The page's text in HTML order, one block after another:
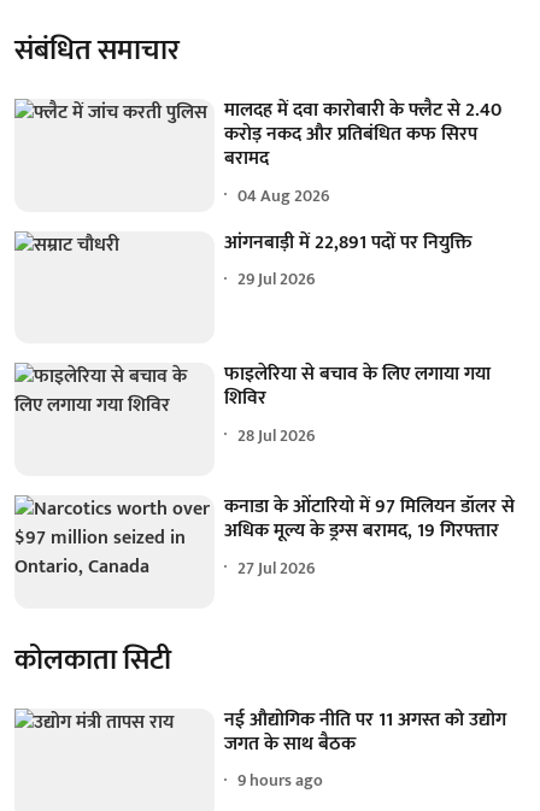
संबंधित समाचार
मालदह में दवा कारोबारी के फ्लैट से 2.40
करोड़ नकद और प्रतिबंधित कफ सिरप
बरामद
04 Aug 2026
आंगनबाड़ी में 22,891 पदों पर नियुक्ति
29 Jul 2026
फाइलेरिया से बचाव के लिए लगाया गया
शिविर
28 Jul 2026
कनाडा के ओंटारियो में 97 मिलियन डॉलर से
अधिक मूल्य के ड्रग्स बरामद, 19 गिरफ्तार
27 Jul 2026
कोलकाता सिटी
नई औद्योगिक नीति पर 11 अगस्त को उद्योग
जगत के साथ बैठक
9 hours ago